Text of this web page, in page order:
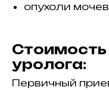
Препараты
опухоли
Стоимость
уролога:
Первичный